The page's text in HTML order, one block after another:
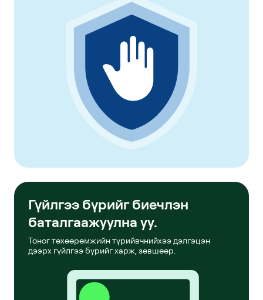
Гүйлгээ бүрийг биечлэн
баталгаажуулна уу.
Тоног төхөөрөмжийн түрийвчнийхээ дэлгэцэн
дээрх гүйлгээ бүрийг харж, зөвшөөр.